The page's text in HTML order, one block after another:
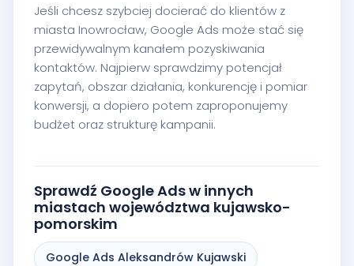
Jeśli chcesz szybciej docierać do klientów z
miasta Inowrocław, Google Ads może stać się
przewidywalnym kanałem pozyskiwania
kontaktów. Najpierw sprawdzimy potencjał
zapytań, obszar działania, konkurencję i pomiar
konwersji, a dopiero potem zaproponujemy
budżet oraz strukturę kampanii.
Sprawdź Google Ads w innych
miastach województwa kujawsko-
pomorskim
Google Ads Aleksandrów Kujawski